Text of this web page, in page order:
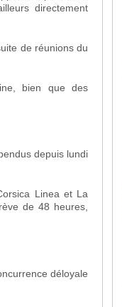
directement
de réunions du
bien que des
depuis lundi
Linea et La
de 48 heures,
déloyale